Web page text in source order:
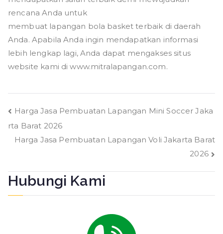
rencana Anda untuk
membuat lapangan bola basket terbaik di daerah
Anda. Apabila Anda ingin mendapatkan informasi
lebih lengkap lagi, Anda dapat mengakses situs
website kami di www.mitralapangan.com.
Navigasi
pos
Harga Jasa Pembuatan Lapangan Mini Soccer Jaka
rta Barat 2026
Harga Jasa Pembuatan Lapangan Voli Jakarta Barat
2026
Hubungi Kami